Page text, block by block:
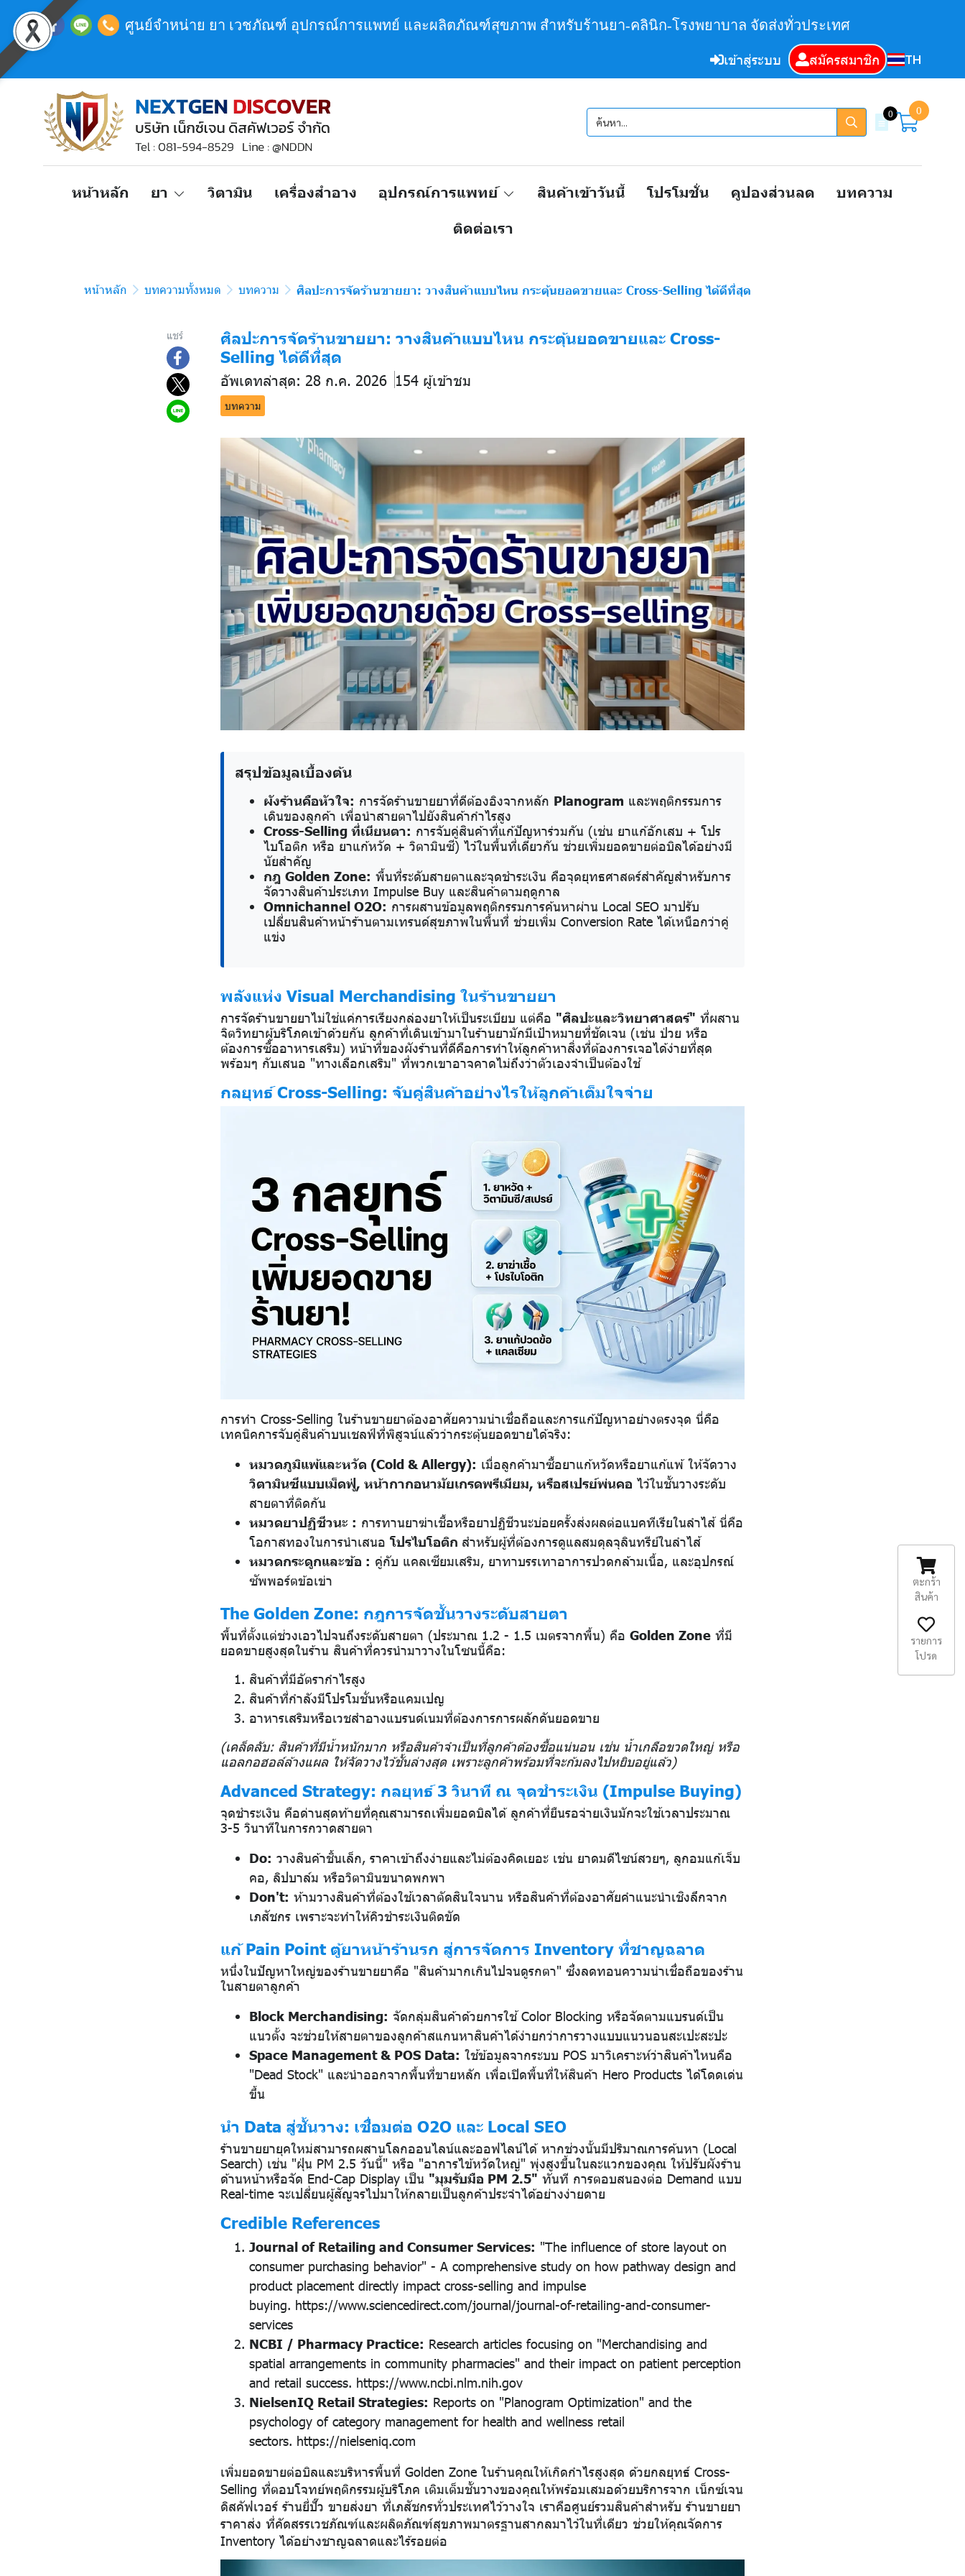
ศูนย์จำหน่าย ยา เวชภัณฑ์ อุปกรณ์การแพทย์ และผลิตภัณฑ์สุขภาพ สำหรับร้านยา-คลินิก-โรงพยาบาล จัดส่งทั่วประเทศ
เข้าสู่ระบบ สมัครสมาชิก TH
0 0
หน้าหลัก ยา วิตามิน เครื่องสำอาง อุปกรณ์การแพทย์ สินค้าเข้าวันนี้ โปรโมชั่น คูปองส่วนลด
บทความ
ติดต่อเรา
หน้าหลัก บทความทั้งหมด บทความ ศิลปะการจัดร้านขายยา: วางสินค้าแบบไหน กระตุ้นยอดขายและ Cross-Selling ได้ดีที่สุด
แชร์
ศิลปะการจัดร้านขายยา: วางสินค้าแบบไหน กระตุ้นยอดขายและ Cross-
Selling ได้ดีที่สุด
อัพเดทล่าสุด: 28 ก.ค. 2026 154 ผู้เข้าชม
บทความ
สรุปข้อมูลเบื้องต้น
ผังร้านคือหัวใจ: การจัดร้านขายยาที่ดีต้องอิงจากหลัก Planogram และพฤติกรรมการ
เดินของลูกค้า เพื่อนำสายตาไปยังสินค้ากำไรสูง
Cross-Selling ที่เนียนตา: การจับคู่สินค้าที่แก้ปัญหาร่วมกัน (เช่น ยาแก้อักเสบ + โปร
ไบโอติก หรือ ยาแก้หวัด + วิตามินซี) ไว้ในพื้นที่เดียวกัน ช่วยเพิ่มยอดขายต่อบิลได้อย่างมี
นัยสำคัญ
กฎ Golden Zone: พื้นที่ระดับสายตาและจุดชำระเงิน คือจุดยุทธศาสตร์สำคัญสำหรับการ
จัดวางสินค้าประเภท Impulse Buy และสินค้าตามฤดูกาล
Omnichannel O2O: การผสานข้อมูลพฤติกรรมการค้นหาผ่าน Local SEO มาปรับ
เปลี่ยนสินค้าหน้าร้านตามเทรนด์สุขภาพในพื้นที่ ช่วยเพิ่ม Conversion Rate ได้เหนือกว่าคู่
แข่ง
พลังแห่ง Visual Merchandising ในร้านขายยา
การจัดร้านขายยาไม่ใช่แค่การเรียงกล่องยาให้เป็นระเบียบ แต่คือ "ศิลปะและวิทยาศาสตร์" ที่ผสาน
จิตวิทยาผู้บริโภคเข้าด้วยกัน ลูกค้าที่เดินเข้ามาในร้านยามักมีเป้าหมายที่ชัดเจน (เช่น ป่วย หรือ
ต้องการซื้ออาหารเสริม) หน้าที่ของผังร้านที่ดีคือการทำให้ลูกค้าหาสิ่งที่ต้องการเจอได้ง่ายที่สุด
พร้อมๆ กับเสนอ "ทางเลือกเสริม" ที่พวกเขาอาจคาดไม่ถึงว่าตัวเองจำเป็นต้องใช้
กลยุทธ์ Cross-Selling: จับคู่สินค้าอย่างไรให้ลูกค้าเต็มใจจ่าย
การทำ Cross-Selling ในร้านขายยาต้องอาศัยความน่าเชื่อถือและการแก้ปัญหาอย่างตรงจุด นี่คือ
เทคนิคการจับคู่สินค้าบนเชลฟ์ที่พิสูจน์แล้วว่ากระตุ้นยอดขายได้จริง:
หมวดภูมิแพ้และหวัด (Cold & Allergy): เมื่อลูกค้ามาซื้อยาแก้หวัดหรือยาแก้แพ้ ให้จัดวาง
วิตามินซีแบบเม็ดฟู่, หน้ากากอนามัยเกรดพรีเมียม, หรือสเปรย์พ่นคอ ไว้ในชั้นวางระดับ
สายตาที่ติดกัน
หมวดยาปฏิชีวนะ : การทานยาฆ่าเชื้อหรือยาปฏิชีวนะบ่อยครั้งส่งผลต่อแบคทีเรียในลำไส้ นี่คือ
โอกาสทองในการนำเสนอ โปรไบโอติก สำหรับผู้ที่ต้องการดูแลสมดุลจุลินทรีย์ในลำไส้
หมวดกระดูกและข้อ : คู่กับ แคลเซียมเสริม, ยาทาบรรเทาอาการปวดกล้ามเนื้อ, และอุปกรณ์
ซัพพอร์ตข้อเข่า
The Golden Zone: กฎการจัดชั้นวางระดับสายตา
พื้นที่ตั้งแต่ช่วงเอวไปจนถึงระดับสายตา (ประมาณ 1.2 - 1.5 เมตรจากพื้น) คือ Golden Zone ที่มี
ยอดขายสูงสุดในร้าน สินค้าที่ควรนำมาวางในโซนนี้คือ:
สินค้าที่มีอัตรากำไรสูง
สินค้าที่กำลังมีโปรโมชั่นหรือแคมเปญ
อาหารเสริมหรือเวชสำอางแบรนด์เนมที่ต้องการการผลักดันยอดขาย
(เคล็ดลับ: สินค้าที่มีน้ำหนักมาก หรือสินค้าจำเป็นที่ลูกค้าต้องซื้อแน่นอน เช่น น้ำเกลือขวดใหญ่ หรือ
แอลกอฮอล์ล้างแผล ให้จัดวางไว้ชั้นล่างสุด เพราะลูกค้าพร้อมที่จะก้มลงไปหยิบอยู่แล้ว)
Advanced Strategy: กลยุทธ์ 3 วินาที ณ จุดชำระเงิน (Impulse Buying)
จุดชำระเงิน คือด่านสุดท้ายที่คุณสามารถเพิ่มยอดบิลได้ ลูกค้าที่ยืนรอจ่ายเงินมักจะใช้เวลาประมาณ
3-5 วินาทีในการกวาดสายตา
Do: วางสินค้าชิ้นเล็ก, ราคาเข้าถึงง่ายและไม่ต้องคิดเยอะ เช่น ยาดมดีไซน์สวยๆ, ลูกอมแก้เจ็บ
คอ, ลิปบาล์ม หรือวิตามินขนาดพกพา
Don't: ห้ามวางสินค้าที่ต้องใช้เวลาตัดสินใจนาน หรือสินค้าที่ต้องอาศัยคำแนะนำเชิงลึกจาก
เภสัชกร เพราะจะทำให้คิวชำระเงินติดขัด
แก้ Pain Point ตู้ยาหน้าร้านรก สู่การจัดการ Inventory ที่ชาญฉลาด
หนึ่งในปัญหาใหญ่ของร้านขายยาคือ "สินค้ามากเกินไปจนดูรกตา" ซึ่งลดทอนความน่าเชื่อถือของร้าน
ในสายตาลูกค้า
Block Merchandising: จัดกลุ่มสินค้าด้วยการใช้ Color Blocking หรือจัดตามแบรนด์เป็น
แนวตั้ง จะช่วยให้สายตาของลูกค้าสแกนหาสินค้าได้ง่ายกว่าการวางแบบแนวนอนสะเปะสะปะ
Space Management & POS Data: ใช้ข้อมูลจากระบบ POS มาวิเคราะห์ว่าสินค้าไหนคือ
"Dead Stock" และนำออกจากพื้นที่ขายหลัก เพื่อเปิดพื้นที่ให้สินค้า Hero Products ได้โดดเด่น
ขึ้น
นำ Data สู่ชั้นวาง: เชื่อมต่อ O2O และ Local SEO
ร้านขายยายุคใหม่สามารถผสานโลกออนไลน์และออฟไลน์ได้ หากช่วงนั้นมีปริมาณการค้นหา (Local
Search) เช่น "ฝุ่น PM 2.5 วันนี้" หรือ "อาการไข้หวัดใหญ่" พุ่งสูงขึ้นในละแวกของคุณ ให้ปรับผังร้าน
ด้านหน้าหรือจัด End-Cap Display เป็น "มุมรับมือ PM 2.5" ทันที การตอบสนองต่อ Demand แบบ
Real-time จะเปลี่ยนผู้สัญจรไปมาให้กลายเป็นลูกค้าประจำได้อย่างง่ายดาย
Credible References
Journal of Retailing and Consumer Services: "The influence of store layout on
consumer purchasing behavior" - A comprehensive study on how pathway design and
product placement directly impact cross-selling and impulse
buying. https://www.sciencedirect.com/journal/journal-of-retailing-and-consumer-
services
NCBI / Pharmacy Practice: Research articles focusing on "Merchandising and
spatial arrangements in community pharmacies" and their impact on patient perception
and retail success. https://www.ncbi.nlm.nih.gov
NielsenIQ Retail Strategies: Reports on "Planogram Optimization" and the
psychology of category management for health and wellness retail
sectors. https://nielseniq.com
เพิ่มยอดขายต่อบิลและบริหารพื้นที่ Golden Zone ในร้านคุณให้เกิดกำไรสูงสุด ด้วยกลยุทธ์ Cross-
Selling ที่ตอบโจทย์พฤติกรรมผู้บริโภค เติมเต็มชั้นวางของคุณให้พร้อมเสมอด้วยบริการจาก เน็กซ์เจน
ดิสคัฟเวอร์ ร้านยี่ปั๊ว ขายส่งยา ที่เภสัชกรทั่วประเทศไว้วางใจ เราคือศูนย์รวมสินค้าสำหรับ ร้านขายยา
ราคาส่ง ที่คัดสรรเวชภัณฑ์และผลิตภัณฑ์สุขภาพมาตรฐานสากลมาไว้ในที่เดียว ช่วยให้คุณจัดการ
Inventory ได้อย่างชาญฉลาดและไร้รอยต่อ
ตะกร้า
สินค้า
รายการ
โปรด